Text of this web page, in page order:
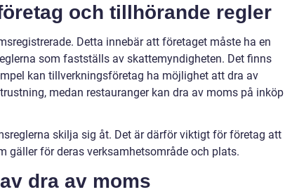
och tillhörande regler
Detta innebär att företaget måste ha en
som fastställs av skattemyndigheten. Det finns
kan tillverkningsföretag ha möjlighet att dra av
medan restauranger kan dra av moms på inköp
skilja sig åt. Det är därför viktigt för företag att
gäller för deras verksamhetsområde och plats.
dra av moms